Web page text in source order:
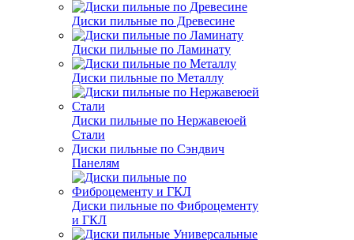
Диски пильные по Древесине
Диски пильные по Ламинату
Диски пильные по Металлу
Диски пильные по Нержавеюей
Стали
Диски пильные по Сэндвич
Панелям
Диски пильные по Фиброцементу
и ГКЛ